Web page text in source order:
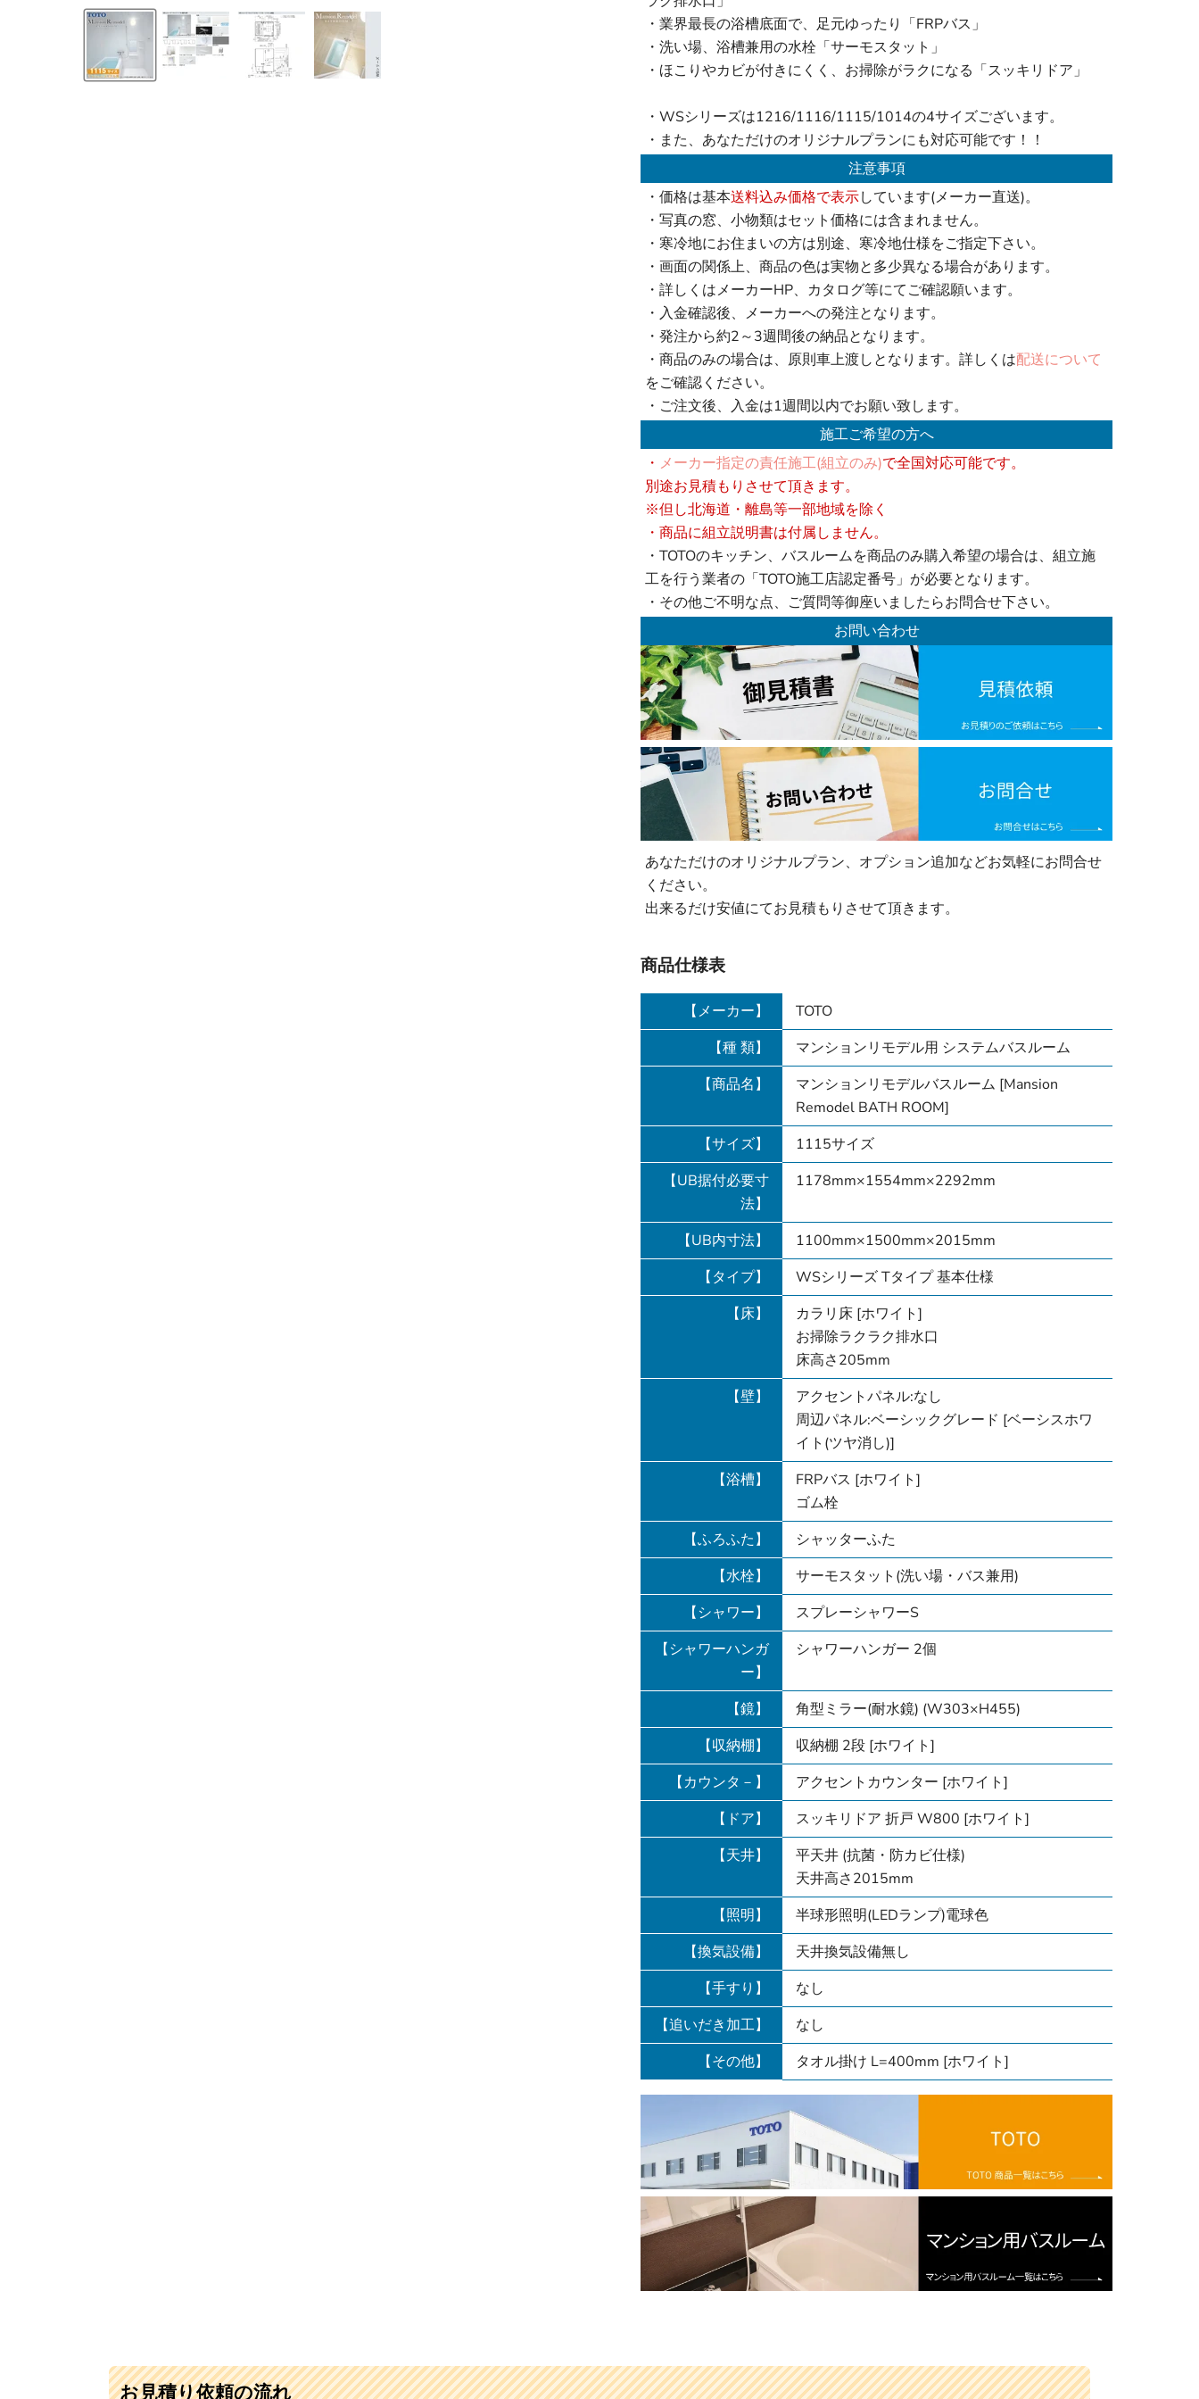
・業界最長の浴槽底面で、足元ゆったり「FRPバス」
・洗い場、浴槽兼用の水栓「サーモスタット」
・ほこりやカビが付きにくく、お掃除がラクになる「スッキリドア」
・WSシリーズは1216/1116/1115/1014の4サイズございます。
・また、あなただけのオリジナルプランにも対応可能です！！
注意事項
・価格は基本送料込み価格で表示しています(メーカー直送)。
・写真の窓、小物類はセット価格には含まれません。
・寒冷地にお住まいの方は別途、寒冷地仕様をご指定下さい。
・画面の関係上、商品の色は実物と多少異なる場合があります。
・詳しくはメーカーHP、カタログ等にてご確認願います。
・入金確認後、メーカーへの発注となります。
・発注から約2～3週間後の納品となります。
・商品のみの場合は、原則車上渡しとなります。詳しくは配送について
をご確認ください。
・ご注文後、入金は1週間以内でお願い致します。
施工ご希望の方へ
・ メーカー指定の責任施工(組立のみ)で全国対応可能です。
別途お見積もりさせて頂きます。
※但し北海道・離島等一部地域を除く
・商品に組立説明書は付属しません。
・TOTOのキッチン、バスルームを商品のみ購入希望の場合は、組立施
工を行う業者の「TOTO施工店認定番号」が必要となります。
・その他ご不明な点、ご質問等御座いましたらお問合せ下さい。
お問い合わせ
あなただけのオリジナルプラン、オプション追加などお気軽にお問合せ
ください。
出来るだけ安値にてお見積もりさせて頂きます。
商品仕様表
【メーカー】
TOTO
【種 類】
マンションリモデル用 システムバスルーム
【商品名】
マンションリモデルバスルーム [Mansion
Remodel BATH ROOM]
【サイズ】
1115サイズ
【UB据付必要寸
法】
1178mm×1554mm×2292mm
【UB内寸法】
1100mm×1500mm×2015mm
【タイプ】
WSシリーズ Tタイプ 基本仕様
【床】
カラリ床 [ホワイト]
お掃除ラクラク排水口
床高さ205mm
【壁】
アクセントパネル:なし
周辺パネル:ベーシックグレード [ベーシスホワ
イト(ツヤ消し)]
【浴槽】
FRPバス [ホワイト]
ゴム栓
【ふろふた】
シャッターふた
【水栓】
サーモスタット(洗い場・バス兼用)
【シャワー】
スプレーシャワーS
【シャワーハンガ
ー】
シャワーハンガー 2個
【鏡】
角型ミラー(耐水鏡) (W303×H455)
【収納棚】
収納棚 2段 [ホワイト]
【カウンタ－】
アクセントカウンター [ホワイト]
【ドア】
スッキリドア 折戸 W800 [ホワイト]
【天井】
平天井 (抗菌・防カビ仕様)
天井高さ2015mm
【照明】
半球形照明(LEDランプ)電球色
【換気設備】
天井換気設備無し
【手すり】
なし
【追いだき加工】
なし
【その他】
タオル掛け L=400mm [ホワイト]
お見積り依頼の流れ